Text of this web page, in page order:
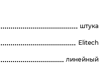
штука
Elitech
линейный